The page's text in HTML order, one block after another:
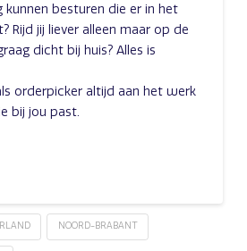
kunnen besturen die er in het
Rijd jij liever alleen maar op de
dicht bij huis? Alles is
orderpicker altijd aan het werk
bij jou past.
NOORD-BRABANT